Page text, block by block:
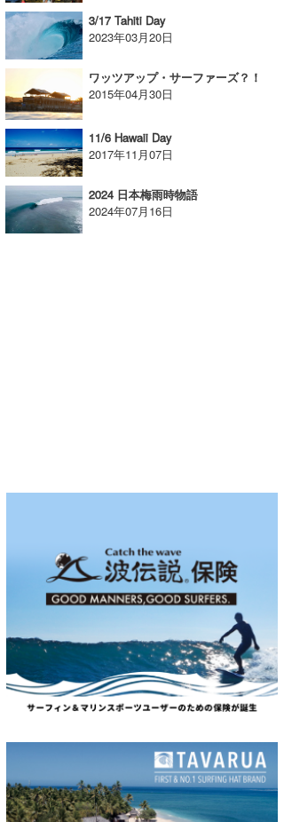
3/17 Tahiti Day
2023年03月20日
ワッツアップ・サーファーズ？！
2015年04月30日
11/6 Hawaii Day
2017年11月07日
2024 日本梅雨時物語
2024年07月16日
wanda
予報士 hiro.
banpaku
Mr.K
chappy
Romisea